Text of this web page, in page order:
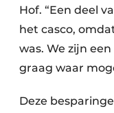
Hof. “Een deel
het casco,
was. We zijn
graag waar
Deze